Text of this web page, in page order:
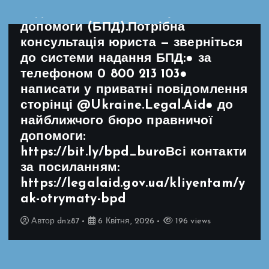
допомоги (БПД).Потрібна
консультація юриста — зверніться
до системи надання БПД:● за
телефоном 0 800 213 103●
написати у приватні повідомлення
сторінці @Ukraine.Legal.Aid● до
найближчого бюро правничої
допомоги:
https://bit.ly/bpd_buroВсі контакти
за посиланням:
https://legalaid.gov.ua/kliyentam/y
ak-otrymaty-bpd
Авторdnz87 6 Квітня, 2026 196 views